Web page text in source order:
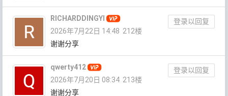
RICHARDDINGYI
登录以回复
2026年7月22日 14:48 212楼
谢谢分享
qwerty412
登录以回复
2026年7月20日 08:34 213楼
谢谢分享